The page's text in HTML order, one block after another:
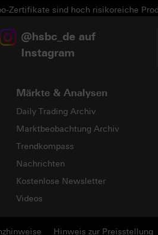
Zertifikate sind hoch risikoreiche
@hsbc_de auf
Instagram
Märkte & Analysen
Daily Trading Archiv
Marktbeobachtung Archiv
Trendkompass
Nachrichten
Kostenlose Newsletter
Videos
Hinweis zur Preisstellung